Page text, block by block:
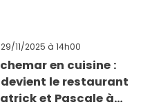
29/11/2025 à 14h00
en cuisine :
le restaurant
et Pascale à